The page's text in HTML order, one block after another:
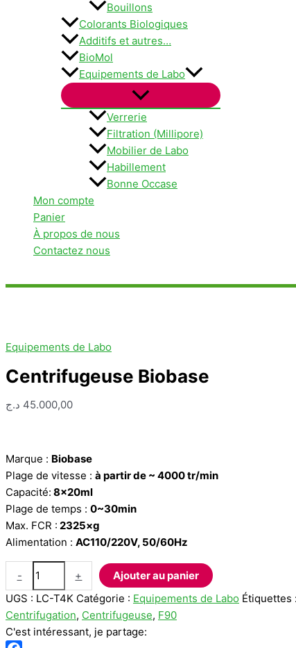
Bouillons
Colorants Biologiques
Additifs et autres…
BioMol
Equipements de Labo
Verrerie
Filtration (Millipore)
Mobilier de Labo
Habillement
Bonne Occase
Mon compte
Panier
À propos de nous
Contactez nous
Equipements de Labo
Centrifugeuse Biobase
45.000,00 د.ج
Marque : Biobase
Plage de vitesse : à partir de ~ 4000 tr/min
Capacité: 8x20ml
Plage de temps : 0~30min
Max. FCR : 2325×g
Alimentation : AC110/220V, 50/60Hz
-
quantité
de
Centrifugeuse
Biobase
+
Ajouter au panier
UGS : LC-T4K Catégorie : Equipements de Labo Étiquettes :
Centrifugation, Centrifugeuse, F90
C'est intéressant, je partage: